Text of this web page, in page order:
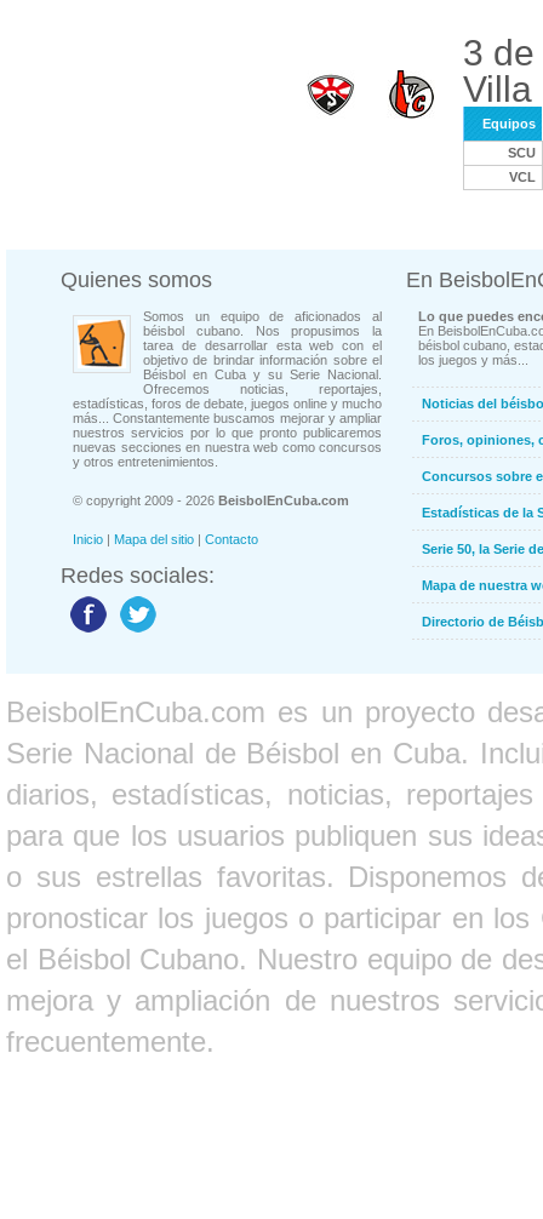
3
Villa
Equipos
SCU
VCL
Quienes somos
Somos un equipo de aficionados al
béisbol cubano. Nos propusimos la
tarea de desarrollar esta web con el
objetivo de brindar información sobre el
Béisbol en Cuba y su Serie Nacional.
Ofrecemos noticias, reportajes,
estadísticas, foros de debate, juegos online y mucho
más... Constantemente buscamos mejorar y ampliar
nuestros servicios por lo que pronto publicaremos
nuevas secciones en nuestra web como concursos
y otros entretenimientos.
© copyright 2009 - 2026 BeisbolEnCuba.com
Inicio | Mapa del sitio | Contacto
Redes sociales:
En
Lo que puedes
En
béisbol cubano,
los juegos y más...
Noticias del
Foros, opiniones,
Concursos sobre
Estadísticas de la
Serie 50, la Serie
Mapa de nuestra
Directorio de
BeisbolEnCuba.com es un proyecto
Serie Nacional de Béisbol en Cuba.
diarios, estadísticas, noticias,
para que los usuarios publiquen sus
o sus estrellas favoritas. Disponemos
pronosticar los juegos o participar en
el Béisbol Cubano. Nuestro equipo de
mejora y ampliación de nuestros
frecuentemente.